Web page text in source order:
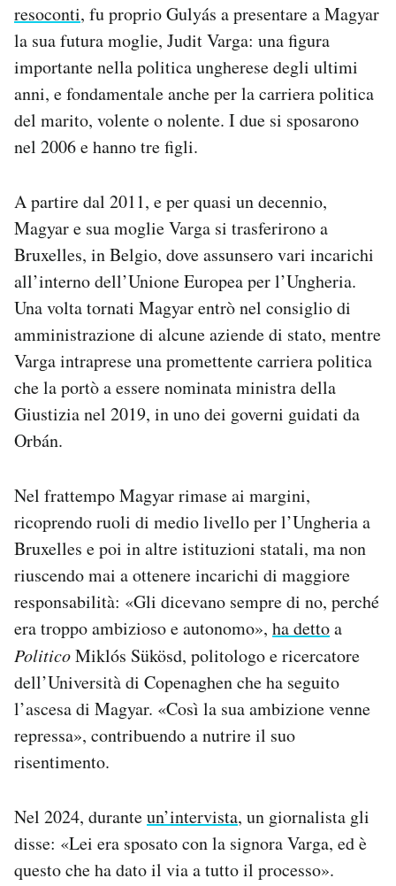
resoconti, fu proprio Gulyás a presentare a Magyar
la sua futura moglie, Judit Varga: una figura
importante nella politica ungherese degli ultimi
anni, e fondamentale anche per la carriera politica
del marito, volente o nolente. I due si sposarono
nel 2006 e hanno tre figli.
A partire dal 2011, e per quasi un decennio,
Magyar e sua moglie Varga si trasferirono a
Bruxelles, in Belgio, dove assunsero vari incarichi
all’interno dell’Unione Europea per l’Ungheria.
Una volta tornati Magyar entrò nel consiglio di
amministrazione di alcune aziende di stato, mentre
Varga intraprese una promettente carriera politica
che la portò a essere nominata ministra della
Giustizia nel 2019, in uno dei governi guidati da
Orbán.
Nel frattempo Magyar rimase ai margini,
ricoprendo ruoli di medio livello per l’Ungheria a
Bruxelles e poi in altre istituzioni statali, ma non
riuscendo mai a ottenere incarichi di maggiore
responsabilità: «Gli dicevano sempre di no, perché
era troppo ambizioso e autonomo», ha dettoa
PoliticoMiklós Sükösd, politologo e ricercatore
dell’Università di Copenaghen che ha seguito
l’ascesa di Magyar. «Così la sua ambizione venne
repressa», contribuendo a nutrire il suo
risentimento.
Nel 2024, duranteun’intervista, un giornalista gli
disse: «Lei era sposato con la signora Varga, ed è
questo che ha dato il via a tutto il processo».